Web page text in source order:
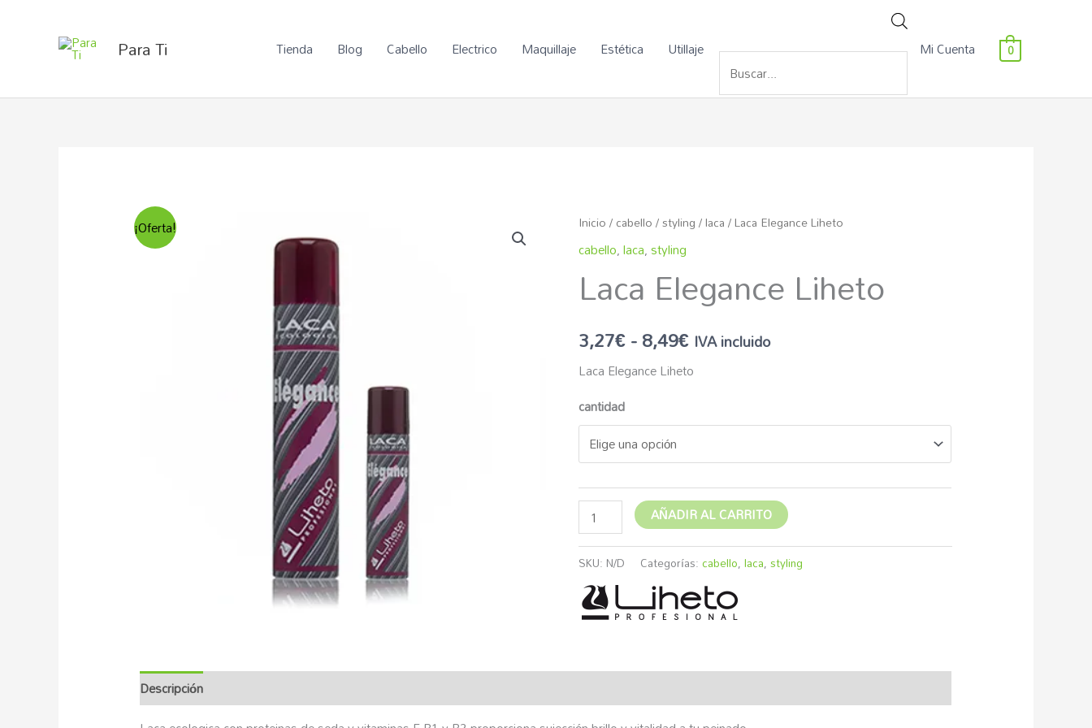
Para Ti Tienda Blog Cabello Electrico Maquillaje Estética Utillaje
Búsqueda
Mi Cuenta 0
¡Oferta! Inicio/cabello/styling/laca/ Laca Elegance Liheto
cabello,laca,styling
Laca Elegance Liheto
3,27€-8,49€
Rango
precios:
desde
3,27€
8,49€
IVA incluido
Laca Elegance Liheto
cantidad
Laca
Elegance
cantidad
AÑADIR AL CARRITO
SKU: N/D Categorías:cabello,laca,styling
Descripción